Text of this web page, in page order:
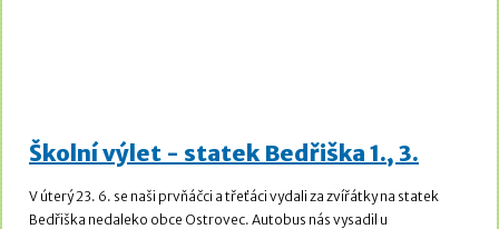
Školní výlet - statek Bedřiška 1., 3.
V úterý 23. 6. se naši prvňáčci a třeťáci vydali za zvířátky na statek
Bedřiška nedaleko obce Ostrovec. Autobus nás vysadil u